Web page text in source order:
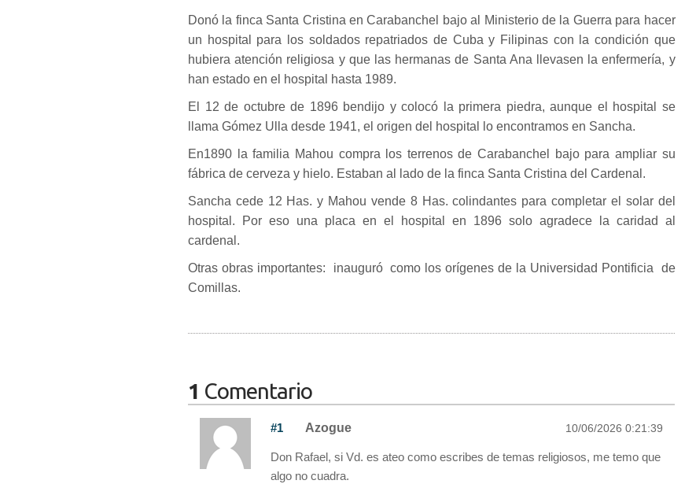
Donó la finca Santa Cristina en Carabanchel bajo al Ministerio de la Guerra para hacer
un hospital para los soldados repatriados de Cuba y Filipinas con la condición que
hubiera atención religiosa y que las hermanas de Santa Ana llevasen la enfermería, y
han estado en el hospital hasta 1989.
El 12 de octubre de 1896 bendijo y colocó la primera piedra, aunque el hospital se
llama Gómez Ulla desde 1941, el origen del hospital lo encontramos en Sancha.
En1890 la familia Mahou compra los terrenos de Carabanchel bajo para ampliar su
fábrica de cerveza y hielo. Estaban al lado de la finca Santa Cristina del Cardenal.
Sancha cede 12 Has. y Mahou vende 8 Has. colindantes para completar el solar del
hospital. Por eso una placa en el hospital en 1896 solo agradece la caridad al
cardenal.
Otras obras importantes: inauguró como los orígenes de la Universidad Pontificia de
Comillas.
1 Comentario
#1 Azogue 10/06/2026 0:21:39
Don Rafael, si Vd. es ateo como escribes de temas religiosos, me temo que
algo no cuadra.